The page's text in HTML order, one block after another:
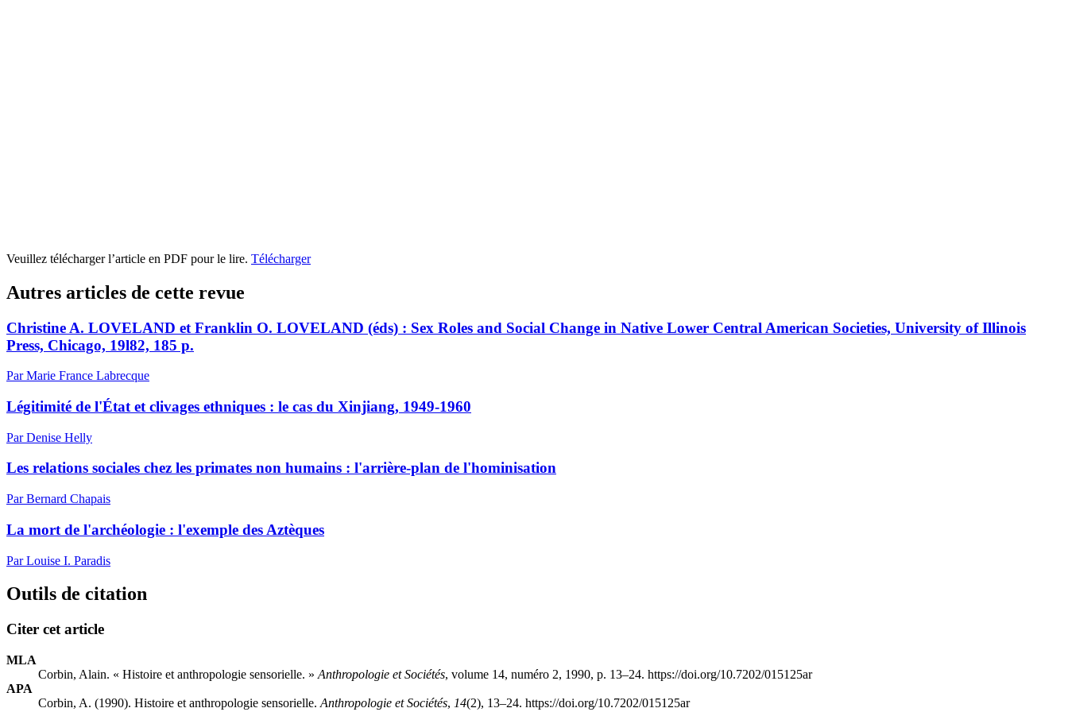
Veuillez télécharger l’article en PDF pour le lire. Télécharger
Autres articles de cette revue
Christine A. LOVELAND et Franklin O. LOVELAND (éds) : Sex Roles and Social Change in Native Lower Central American Societies, University of Illinois
Press, Chicago, 19l82, 185 p.
Par Marie France Labrecque
Légitimité de l'État et clivages ethniques : le cas du Xinjiang, 1949-1960
Par Denise Helly
Les relations sociales chez les primates non humains : l'arrière-plan de l'hominisation
Par Bernard Chapais
La mort de l'archéologie : l'exemple des Aztèques
Par Louise I. Paradis
Outils de citation
Citer cet article
MLA
Corbin, Alain. « Histoire et anthropologie sensorielle. » Anthropologie et Sociétés, volume 14, numéro 2, 1990, p. 13–24. https://doi.org/10.7202/015125ar
APA
Corbin, A. (1990). Histoire et anthropologie sensorielle. Anthropologie et Sociétés, 14(2), 13–24. https://doi.org/10.7202/015125ar